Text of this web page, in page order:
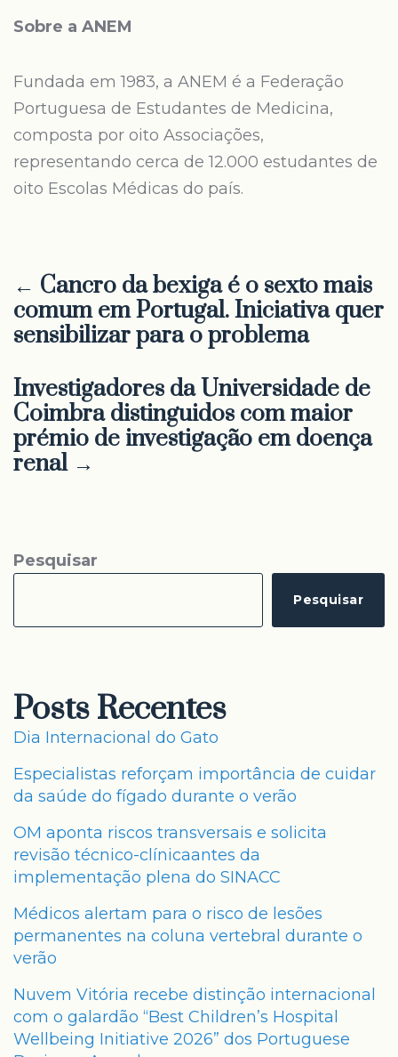
Sobre a ANEM
Fundada em 1983, a ANEM é a Federação
Portuguesa de Estudantes de Medicina,
composta por oito Associações,
representando cerca de 12.000 estudantes de
oito Escolas Médicas do país.
← Cancro da bexiga é o sexto mais
comum em Portugal. Iniciativa quer
sensibilizar para o problema
Investigadores da Universidade de
Coimbra distinguidos com maior
prémio de investigação em doença
renal →
Pesquisar
Pesquisar
Posts Recentes
Dia Internacional do Gato
Especialistas reforçam importância de cuidar
da saúde do fígado durante o verão
OM aponta riscos transversais e solicita
revisão técnico-clínicaantes da
implementação plena do SINACC
Médicos alertam para o risco de lesões
permanentes na coluna vertebral durante o
verão
Nuvem Vitória recebe distinção internacional
com o galardão “Best Children’s Hospital
Wellbeing Initiative 2026” dos Portuguese